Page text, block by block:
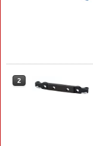
2
2
2